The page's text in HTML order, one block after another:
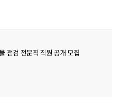
점검 전문직 직원 공개 모집